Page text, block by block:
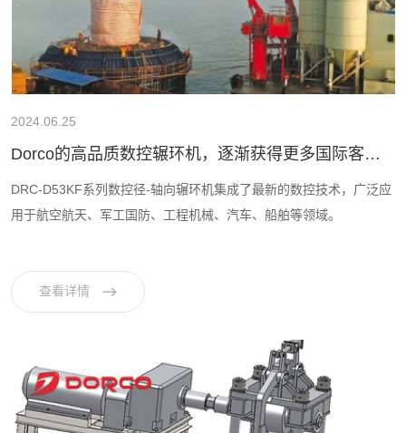
2024.06.25
Dorco的高品质数控辗环机，逐渐获得更多国际客户
认可
DRC-D53KF系列数控径-轴向辗环机集成了最新的数控技术，广泛应
用于航空航天、军工国防、工程机械、汽车、船舶等领域。
查看详情